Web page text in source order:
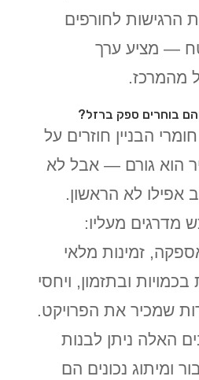
הרגישות לחורפים
— מציע ערך
מהמרכז.
בוחרים ספק ברזל?
הבניין חוזרים על
הוא גורם — אבל לא
אפילו לא הראשון.
מדרגים מעליו:
זמינות מלאי
ובתזמון, ויחסי
שמכיר את הפרויקט.
האלה ניתן לבנות
ומיתוג נכונים הם